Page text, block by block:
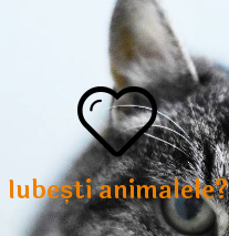
Iubești animalele?